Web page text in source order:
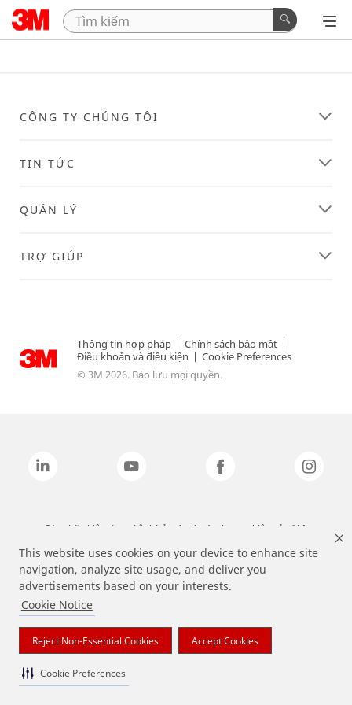
This website uses cookies on your device to enhance site
navigation, analyze site usage, and deliver you
advertisements based on your interests.
Cookie Notice
Reject Non-Essential Cookies Accept Cookies
Cookie Preferences
CÔNG TY CHÚNG TÔI
TIN TỨC
QUẢN LÝ
TRỢ GIÚP
Thông tin hợp pháp | Chính sách bảo mật |
Điều khoản và điều kiện | Cookie Preferences
© 3M 2026. Bảo lưu mọi quyền.
Các nhãn hiệu được liệt kê ở trên là các thương hiệu của 3M.